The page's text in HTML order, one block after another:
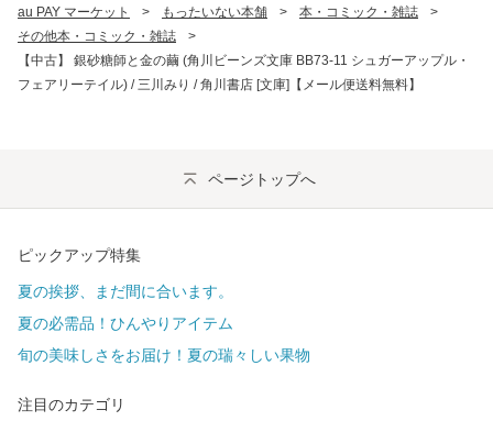
au PAY マーケット > もったいない本舗 > 本・コミック・雑誌
>
その他本・コミック・雑誌
>
【中古】 銀砂糖師と金の繭 (角川ビーンズ文庫 BB73-11 シュガーアップル・
フェアリーテイル) / 三川みり / 角川書店 [文庫]【メール便送料無料】
ページトップへ
ピックアップ特集
夏の挨拶、まだ間に合います。
夏の必需品！ひんやりアイテム
旬の美味しさをお届け！夏の瑞々しい果物
注目のカテゴリ